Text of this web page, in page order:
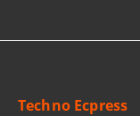
Techno Ecpress